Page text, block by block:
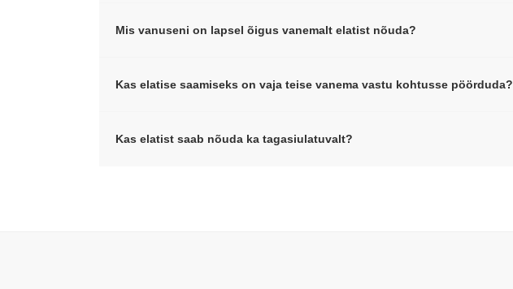
Mis vanuseni on lapsel õigus vanemalt elatist nõuda?
Kas elatise saamiseks on vaja teise vanema vastu kohtusse pöörduda?
Kas elatist saab nõuda ka tagasiulatuvalt?